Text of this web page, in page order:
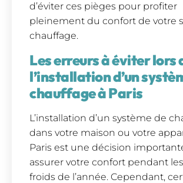
d’éviter ces pièges pour profiter
pleinement du confort de votre
chauffage.
Les erreurs à éviter lors
l’installation d’un
chauffage à Paris
L’installation d’un système de
dans votre maison ou votre
Paris est une décision
assurer votre confort pendant
froids de l’année. Cependant,